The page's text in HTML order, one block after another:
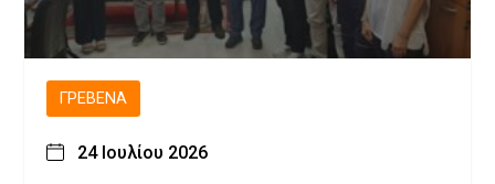
ΓΡΕΒΕΝΆ
24 Ιουλίου 2026